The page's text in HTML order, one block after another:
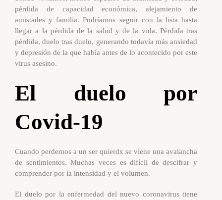
pérdida de capacidad económica, alejamiento de
amistades y familia. Podríamos seguir con la lista hasta
llegar a la pérdida de la salud y de la vida. Pérdida tras
pérdida, duelo tras duelo, generando todavía más ansiedad
y depresión de la que había antes de lo acontecido por este
virus asesino.
El duelo por
Covid-19
Cuando perdemos a un ser quierdx se viene una avalancha
de sentimientos. Muchas veces es difícil de descifrar y
comprender por la intensidad y el volumen.
El duelo por la enfermedad del nuevo coronavirus tiene